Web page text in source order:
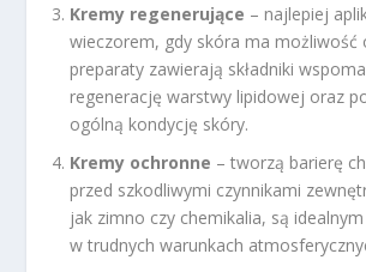
Kremy regenerujące – najlepiej
wieczorem, gdy skóra ma możliwość
preparaty zawierają składniki
regenerację warstwy lipidowej oraz
ogólną kondycję skóry.
Kremy ochronne – tworzą barierę
przed szkodliwymi czynnikami
jak zimno czy chemikalia, są
w trudnych warunkach